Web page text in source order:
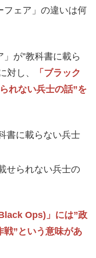
フェア」の違いは何
が”教科書に載ら
対し、
「ブラック
れない兵士の話”を
書に載らない兵士
せられない兵士の
Ops)」には”政
戦”という意味があ